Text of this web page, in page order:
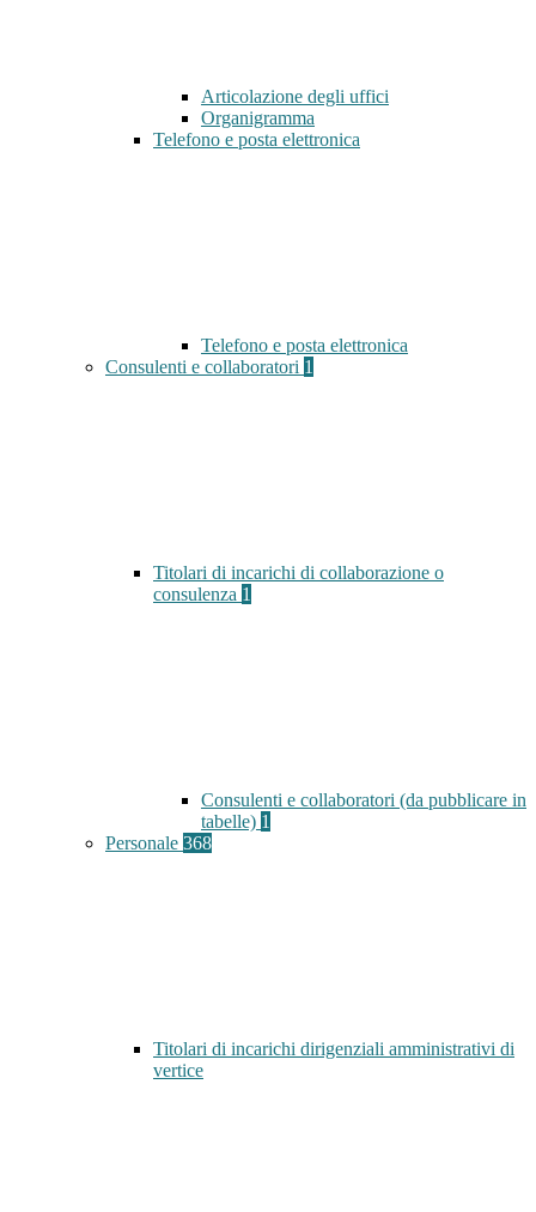
Articolazione degli uffici
Organigramma
Telefono e posta elettronica
Telefono e posta elettronica
Consulenti e collaboratori 1
Titolari di incarichi di collaborazione o
consulenza 1
Consulenti e collaboratori (da pubblicare in
tabelle) 1
Personale 368
Titolari di incarichi dirigenziali amministrativi di
vertice